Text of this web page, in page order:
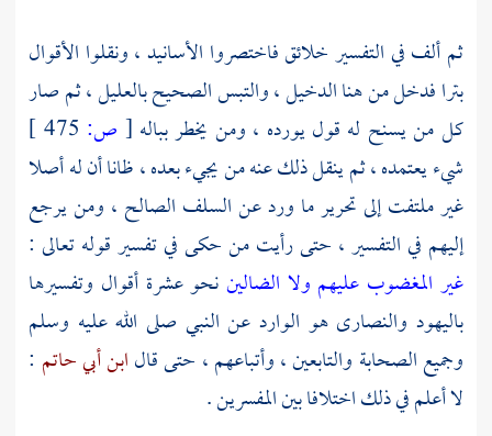
ثم ألف في التفسير خلائق فاختصروا الأسانيد ، ونقلوا الأقوال
بترا فدخل من هنا الدخيل ، والتبس الصحيح بالعليل ، ثم صار
كل من يسنح له قول يورده ، ومن يخطر بباله [ ص:
شيء يعتمده ، ثم ينقل ذلك عنه من يجيء بعده ، ظانا أن له أصلا
غير ملتفت إلى تحرير ما ورد عن السلف الصالح ، ومن يرجع
إليهم في التفسير ، حتى رأيت من حكى في تفسير قوله تعالى :
غير المغضوب عليهم ولا الضاليننحو عشرة أقوال وتفسيرها
باليهود والنصارىهو الوارد عن النبي صلى الله عليه وسلم
وجميع الصحابة والتابعين ، وأتباعهم ، حتى قالابن أبي حاتم :
لا أعلم في ذلك اختلافا بين المفسرين .